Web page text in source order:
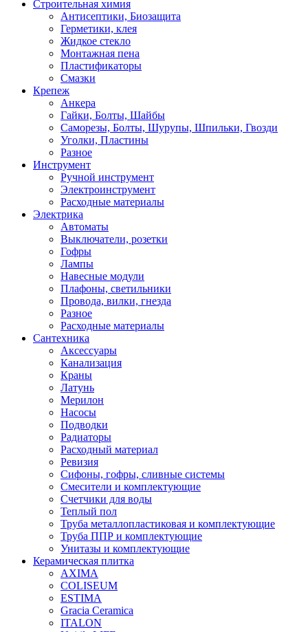
Строительная химия
Антисептики, Биозащита
Герметики, клея
Жидкое стекло
Монтажная пена
Пластификаторы
Смазки
Крепеж
Анкера
Гайки, Болты, Шайбы
Саморезы, Болты, Шурупы, Шпильки, Гвозди
Уголки, Пластины
Разное
Инструмент
Ручной инструмент
Электроинструмент
Расходные материалы
Электрика
Автоматы
Выключатели, розетки
Гофры
Лампы
Навесные модули
Плафоны, светильники
Провода, вилки, гнезда
Разное
Расходные материалы
Сантехника
Аксессуары
Канализация
Краны
Латунь
Мерилон
Насосы
Подводки
Радиаторы
Расходный материал
Ревизия
Сифоны, гофры, сливные системы
Смесители и комплектующие
Счетчики для воды
Теплый пол
Труба металлопластиковая и комплектующие
Труба ППР и комплектующие
Унитазы и комплектующие
Керамическая плитка
AXIMA
COLISEUM
ESTIMA
Gracia Ceramica
ITALON